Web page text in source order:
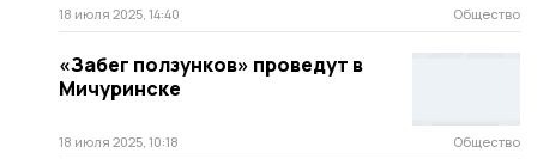
18 июля 2025, 14:40 Общество
«Забег ползунков» проведут в
Мичуринске
18 июля 2025, 10:18 Общество